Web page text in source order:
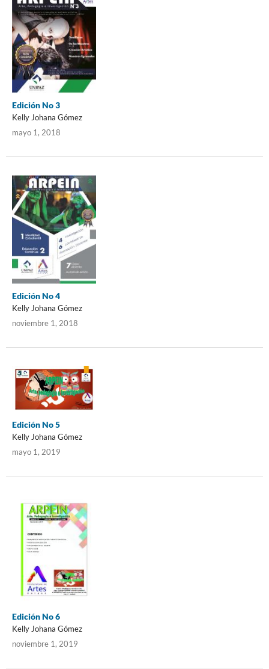
Edición No 3
Kelly Johana Gómez
mayo 1, 2018
Edición No 4
Kelly Johana Gómez
noviembre 1, 2018
Edición No 5
Kelly Johana Gómez
mayo 1, 2019
Edición No 6
Kelly Johana Gómez
noviembre 1, 2019